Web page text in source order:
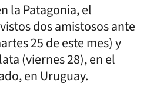
la Patagonia, el
dos amistosos ante
25 de este mes) y
(viernes 28), en el
en Uruguay.